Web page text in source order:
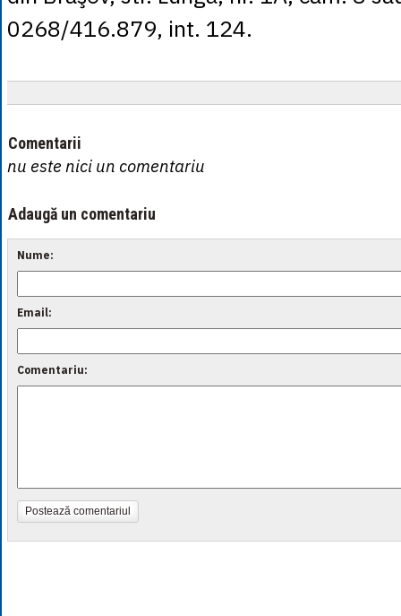
0268/416.879, int. 124.
Comentarii
nu este nici un comentariu
Adaugă un comentariu
Nume:
Email:
Comentariu:
Postează comentariul